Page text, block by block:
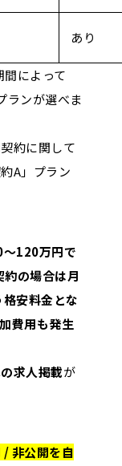
あり
によって
ランが選べま
約に関して
A」プラン
120万円で
の場合は月
安料金とな
費用も発生
求人掲載が
/ 非公開を自